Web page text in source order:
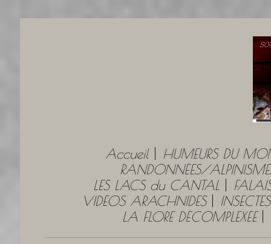
Accueil
HUMEURS DU
RANDONNÉES/
LES LACS du CANTAL
VIDEOS ARACHNIDES
INSECTES
LA FLORE DÉCOMPLEXÉE